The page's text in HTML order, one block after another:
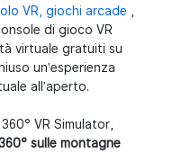
VR, giochi arcade
di gioco VR
virtuale gratuiti su
un'esperienza
all'aperto.
VR Simulator,
sulle montagne